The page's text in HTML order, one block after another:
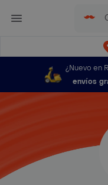
¿Nuevo en
envíos